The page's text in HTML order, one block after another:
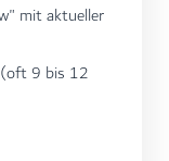
mit aktueller
9 bis 12